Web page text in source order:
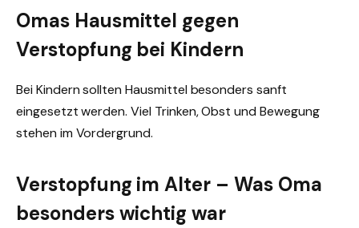
Omas Hausmittel gegen
Verstopfung bei Kindern
Bei Kindern sollten Hausmittel besonders sanft
eingesetzt werden. Viel Trinken, Obst und Bewegung
stehen im Vordergrund.
Verstopfung im Alter – Was Oma
besonders wichtig war